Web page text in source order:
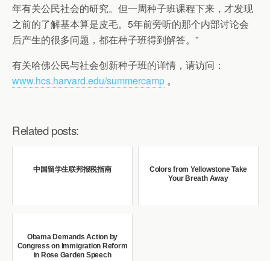
年有关公民社会的研究。但一周种子班课程下来，才发现
之前的了解基本算是皮毛。5年前旁听的那个内部讨论会
后产生的很多问题，都在种子班得到解答。”
有关哈佛公民与社会创新种子班的详情，请访问：
www.hcs.harvard.edu/summercamp 。
Related posts:
中国留学生联邦报税指南
Colors from Yellowstone Take
Your Breath Away
Obama Demands Action by
Congress on Immigration Reform
in Rose Garden Speech